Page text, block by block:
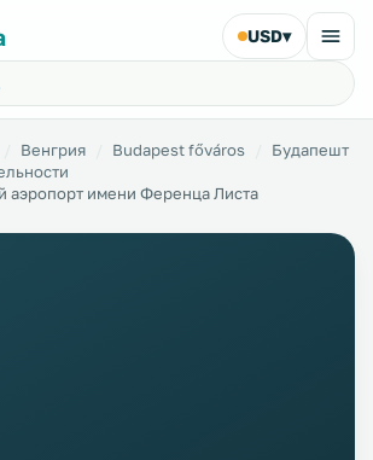
USD▾
Венгрия Budapest főváros
Будапешт
аэропорт имени Ференца Листа